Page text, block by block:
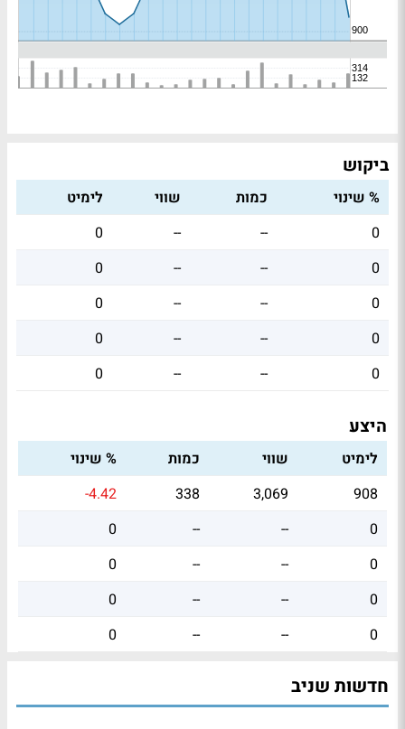
ביקוש
% שינוי כמות שווי
לימיט
0
--
--
0
0
--
--
0
0
--
--
0
0
--
--
0
0
--
--
0
היצע
לימיט שווי כמות
% שינוי
908
3,069
338
-4.42
0
--
--
0
0
--
--
0
0
--
--
0
0
--
--
0
חדשות שניב